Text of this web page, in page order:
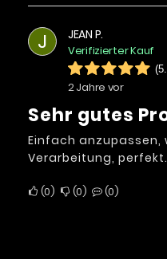
J JEAN P.
Verifizierter Kauf
2 Jahre vor
Sehr gutes
Einfach anzupassen,
Verarbeitung, perfekt.
0 0 0